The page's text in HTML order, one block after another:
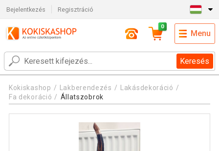
Bejelentkezés Regisztráció
Keresés
0
Menu
Kokiskashop Lakberendezés
Lakásdekoráció
Fa dekoráció
Állatszobrok